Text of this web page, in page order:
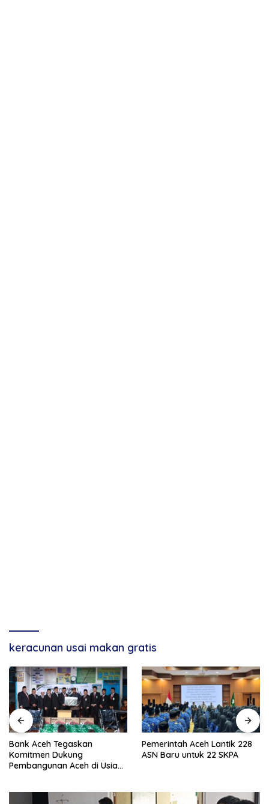
keracunan usai makan gratis
Bank Aceh Tegaskan
Komitmen Dukung
Pembangunan Aceh di Usia
Pemerintah Aceh Lantik 228
ASN Baru untuk 22 SKPA